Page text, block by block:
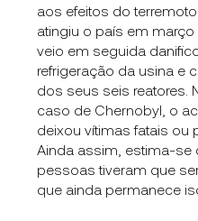
aos efeitos do
atingiu o país em
veio em seguida
refrigeração da usina e
dos seus seis reatores.
caso de Chernobyl, o
deixou vítimas fatais ou
Ainda assim, estima-se
pessoas tiveram que
que ainda